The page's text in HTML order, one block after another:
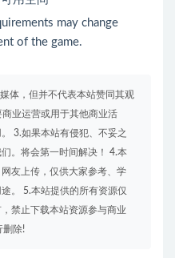
may change
of the game.
体，但并不代表本站赞同其观
业运营或用于其他商业活
3.如果本站有侵犯、不妥之
。将会第一时间解决！ 4.本
友上传，仅供大家参考、学
。 5.本站提供的所有资源仅
禁止下载本站资源参与商业
删除!